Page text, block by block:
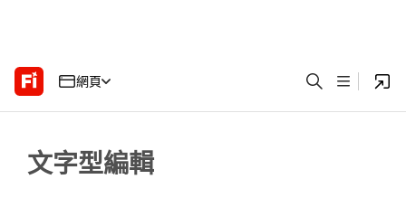
網頁
文字型編輯